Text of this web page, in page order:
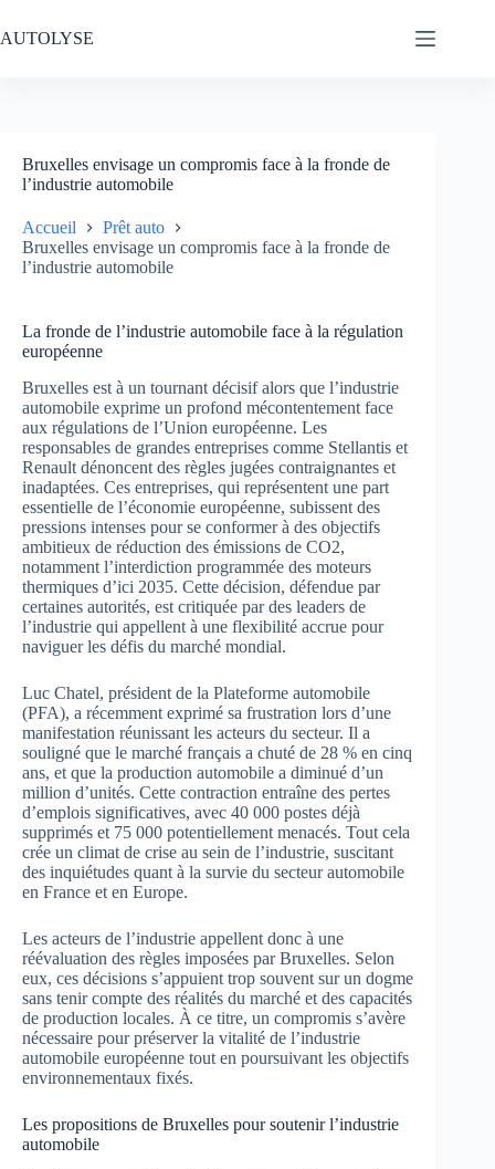
au
contenu
AUTOLYSE
Bruxelles envisage un compromis face à la fronde de
l’industrie automobile
Accueil
Prêt auto
Bruxelles envisage un compromis face à la fronde de
l’industrie automobile
La fronde de l’industrie automobile face à la régulation
européenne
Bruxelles est à un tournant décisif alors que l’industrie
automobile exprime un profond mécontentement face
aux régulations de l’Union européenne. Les
responsables de grandes entreprises comme Stellantis et
Renault dénoncent des règles jugées contraignantes et
inadaptées. Ces entreprises, qui représentent une part
essentielle de l’économie européenne, subissent des
pressions intenses pour se conformer à des objectifs
ambitieux de réduction des émissions de CO2,
notamment l’interdiction programmée des moteurs
thermiques d’ici 2035. Cette décision, défendue par
certaines autorités, est critiquée par des leaders de
l’industrie qui appellent à une flexibilité accrue pour
naviguer les défis du marché mondial.
Luc Chatel, président de la Plateforme automobile
(PFA), a récemment exprimé sa frustration lors d’une
manifestation réunissant les acteurs du secteur. Il a
souligné que le marché français a chuté de 28 % en cinq
ans, et que la production automobile a diminué d’un
million d’unités. Cette contraction entraîne des pertes
d’emplois significatives, avec 40 000 postes déjà
supprimés et 75 000 potentiellement menacés. Tout cela
crée un climat de crise au sein de l’industrie, suscitant
des inquiétudes quant à la survie du secteur automobile
en France et en Europe.
Les acteurs de l’industrie appellent donc à une
réévaluation des règles imposées par Bruxelles. Selon
eux, ces décisions s’appuient trop souvent sur un dogme
sans tenir compte des réalités du marché et des capacités
de production locales. À ce titre, un compromis s’avère
nécessaire pour préserver la vitalité de l’industrie
automobile européenne tout en poursuivant les objectifs
environnementaux fixés.
Les propositions de Bruxelles pour soutenir l’industrie
automobile